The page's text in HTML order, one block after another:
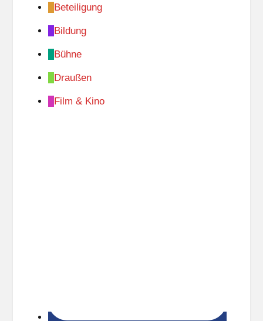
Beteiligung
Bildung
Bühne
Draußen
Film & Kino